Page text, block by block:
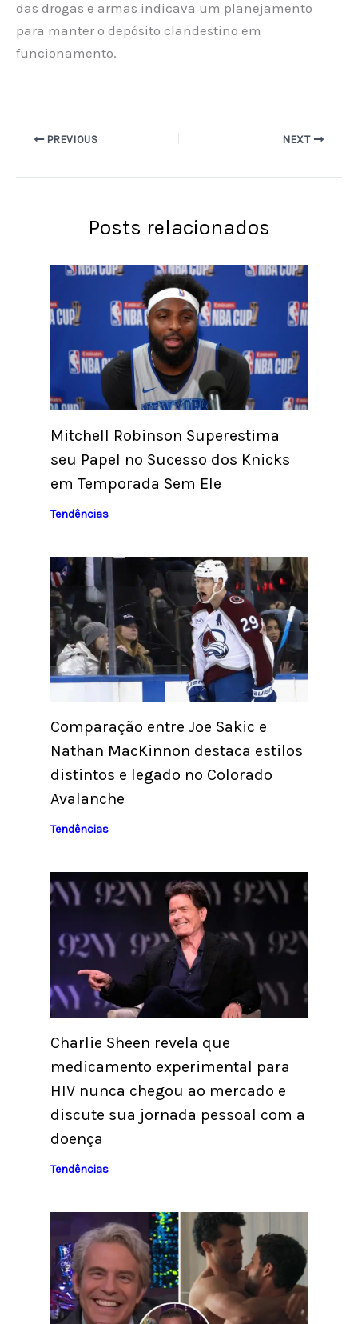
das drogas e armas indicava um planejamento
para manter o depósito clandestino em
funcionamento.
PREVIOUS NEXT
Posts relacionados
Mitchell Robinson Superestima
seu Papel no Sucesso dos Knicks
em Temporada Sem Ele
Tendências
Comparação entre Joe Sakic e
Nathan MacKinnon destaca estilos
distintos e legado no Colorado
Avalanche
Tendências
Charlie Sheen revela que
medicamento experimental para
HIV nunca chegou ao mercado e
discute sua jornada pessoal com a
doença
Tendências